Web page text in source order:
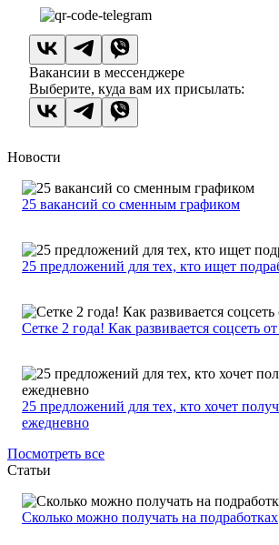
Вакансии в мессенджере
Выберите, куда вам их присылать:
Новости
25 вакансий со сменным графиком
25 предложений для тех, кто ищет
Сетке 2 года! Как развивается соцсеть
25 предложений для тех, кто хочет
ежедневно
Посмотреть все
Статьи
Сколько можно получать на подработках